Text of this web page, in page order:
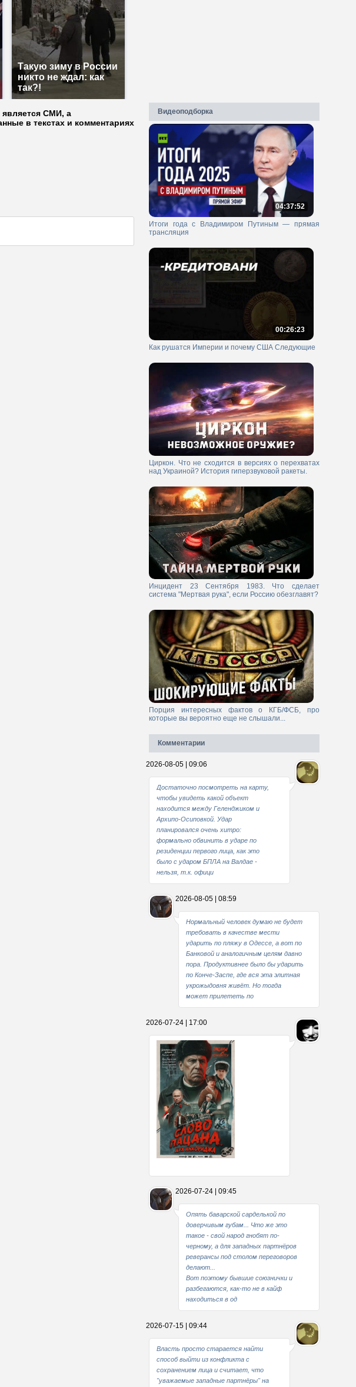
Такую зиму в России
никто не ждал: как
так?!
является СМИ, а
в текстах и комментариях
Видеоподборка
04:37:52
Итоги года с Владимиром Путиным — прямая
трансляция
00:26:23
Как рушатся Империи и почему США Следующие
Циркон. Что не сходится в версиях о перехватах
над Украиной? История гиперзвуковой ракеты.
Инцидент 23 Сентября 1983. Что сделает
система "Мертвая рука", если Россию обезглавят?
Порция интересных фактов о КГБ/ФСБ, про
которые вы вероятно еще не слышали...
Комментарии
2026-08-05 | 09:06
Достаточно посмотреть на карту,
чтобы увидеть какой объект
находится между Геленджиком и
Архипо-Осиповкой. Удар
планировался очень хитро:
формально обвинить в ударе по
резиденции первого лица, как это
было с ударом БПЛА на Валдае -
нельзя, т.к. офици
2026-08-05 | 08:59
Нормальный человек думаю не будет
требовать в качестве мести
ударить по пляжу в Одессе, а вот по
Банковой и аналогичным целям давно
пора. Продуктивнее было бы ударить
по Конче-Заспе, где вся эта элитная
укрожыдовня живёт. Но тогда
может прилететь по
2026-07-24 | 17:00
В свое время
2026-07-24 | 09:45
Опять баварской сарделькой по
доверчивым губам... Что же это
такое - свой народ гнобят по-
черному, а для западных партнёров
реверансы под столом переговоров
делают...
Вот поэтому бывшие союзнички и
разбегаются, как-то не в кайф
находиться в од
2026-07-15 | 09:44
Власть просто старается найти
способ выйти из конфликта с
сохранением лица и считает, что
"уважаемые западные партнёры" на